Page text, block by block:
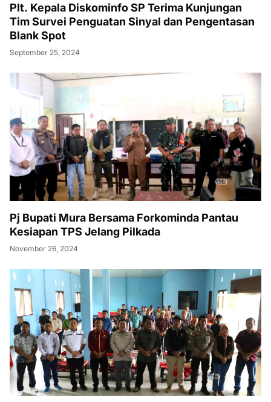
Plt. Kepala Diskominfo SP Terima Kunjungan
Tim Survei Penguatan Sinyal dan Pengentasan
Blank Spot
September 25, 2024
Pj Bupati Mura Bersama Forkominda Pantau
Kesiapan TPS Jelang Pilkada
November 26, 2024